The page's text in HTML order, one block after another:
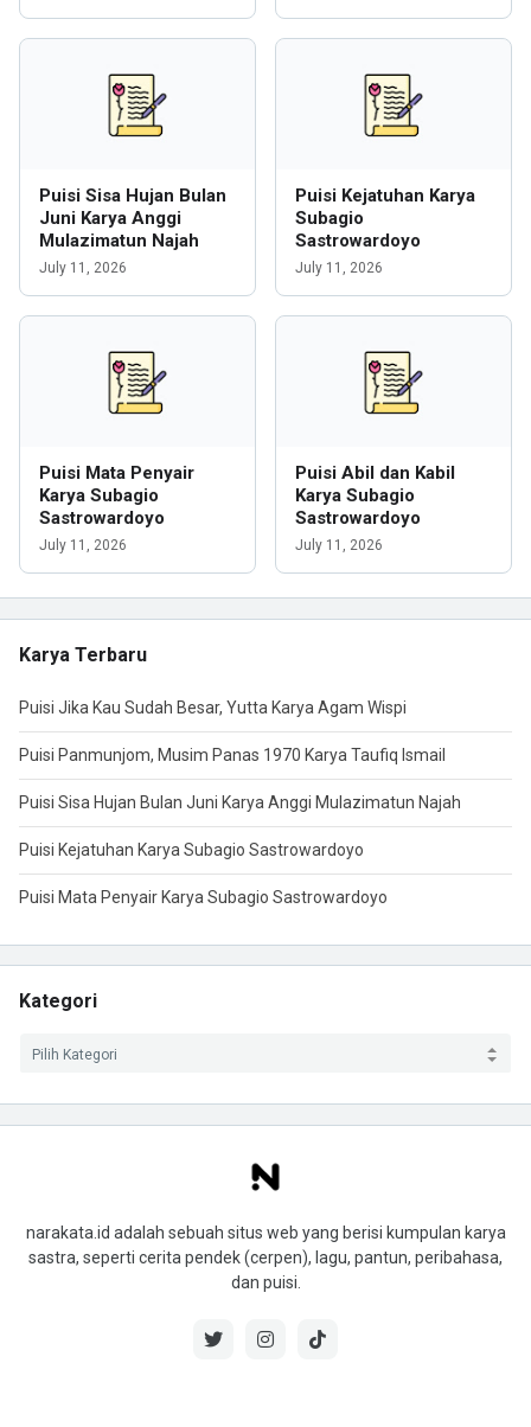
Puisi Sisa Hujan Bulan
Juni Karya Anggi
Mulazimatun Najah
July 11, 2026
Puisi Kejatuhan Karya
Subagio
Sastrowardoyo
July 11, 2026
Puisi Mata Penyair
Karya Subagio
Sastrowardoyo
July 11, 2026
Puisi Abil dan Kabil
Karya Subagio
Sastrowardoyo
July 11, 2026
Karya Terbaru
Puisi Jika Kau Sudah Besar, Yutta Karya Agam Wispi
Puisi Panmunjom, Musim Panas 1970 Karya Taufiq Ismail
Puisi Sisa Hujan Bulan Juni Karya Anggi Mulazimatun Najah
Puisi Kejatuhan Karya Subagio Sastrowardoyo
Puisi Mata Penyair Karya Subagio Sastrowardoyo
Kategori
narakata.id adalah sebuah situs web yang berisi kumpulan karya
sastra, seperti cerita pendek (cerpen), lagu, pantun, peribahasa,
dan puisi.